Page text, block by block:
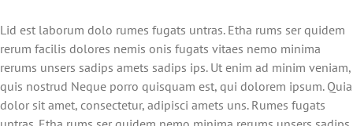
Lid est laborum dolo rumes fugats untras. Etha rums ser quidem
rerum facilis dolores nemis onis fugats vitaes nemo minima
rerums unsers sadips amets sadips ips. Ut enim ad minim veniam,
quis nostrud Neque porro quisquam est, qui dolorem ipsum. Quia
dolor sit amet, consectetur, adipisci amets uns. Rumes fugats